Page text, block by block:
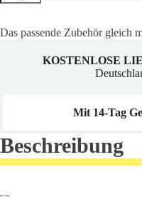
2.0
xDas passende Zubehör gleich
KOSTENLOSE
Mit 14-Tag
Beschreibung